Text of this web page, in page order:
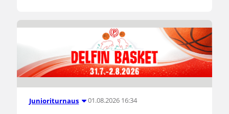
Junioriturnaus 01.08.2026 16:34